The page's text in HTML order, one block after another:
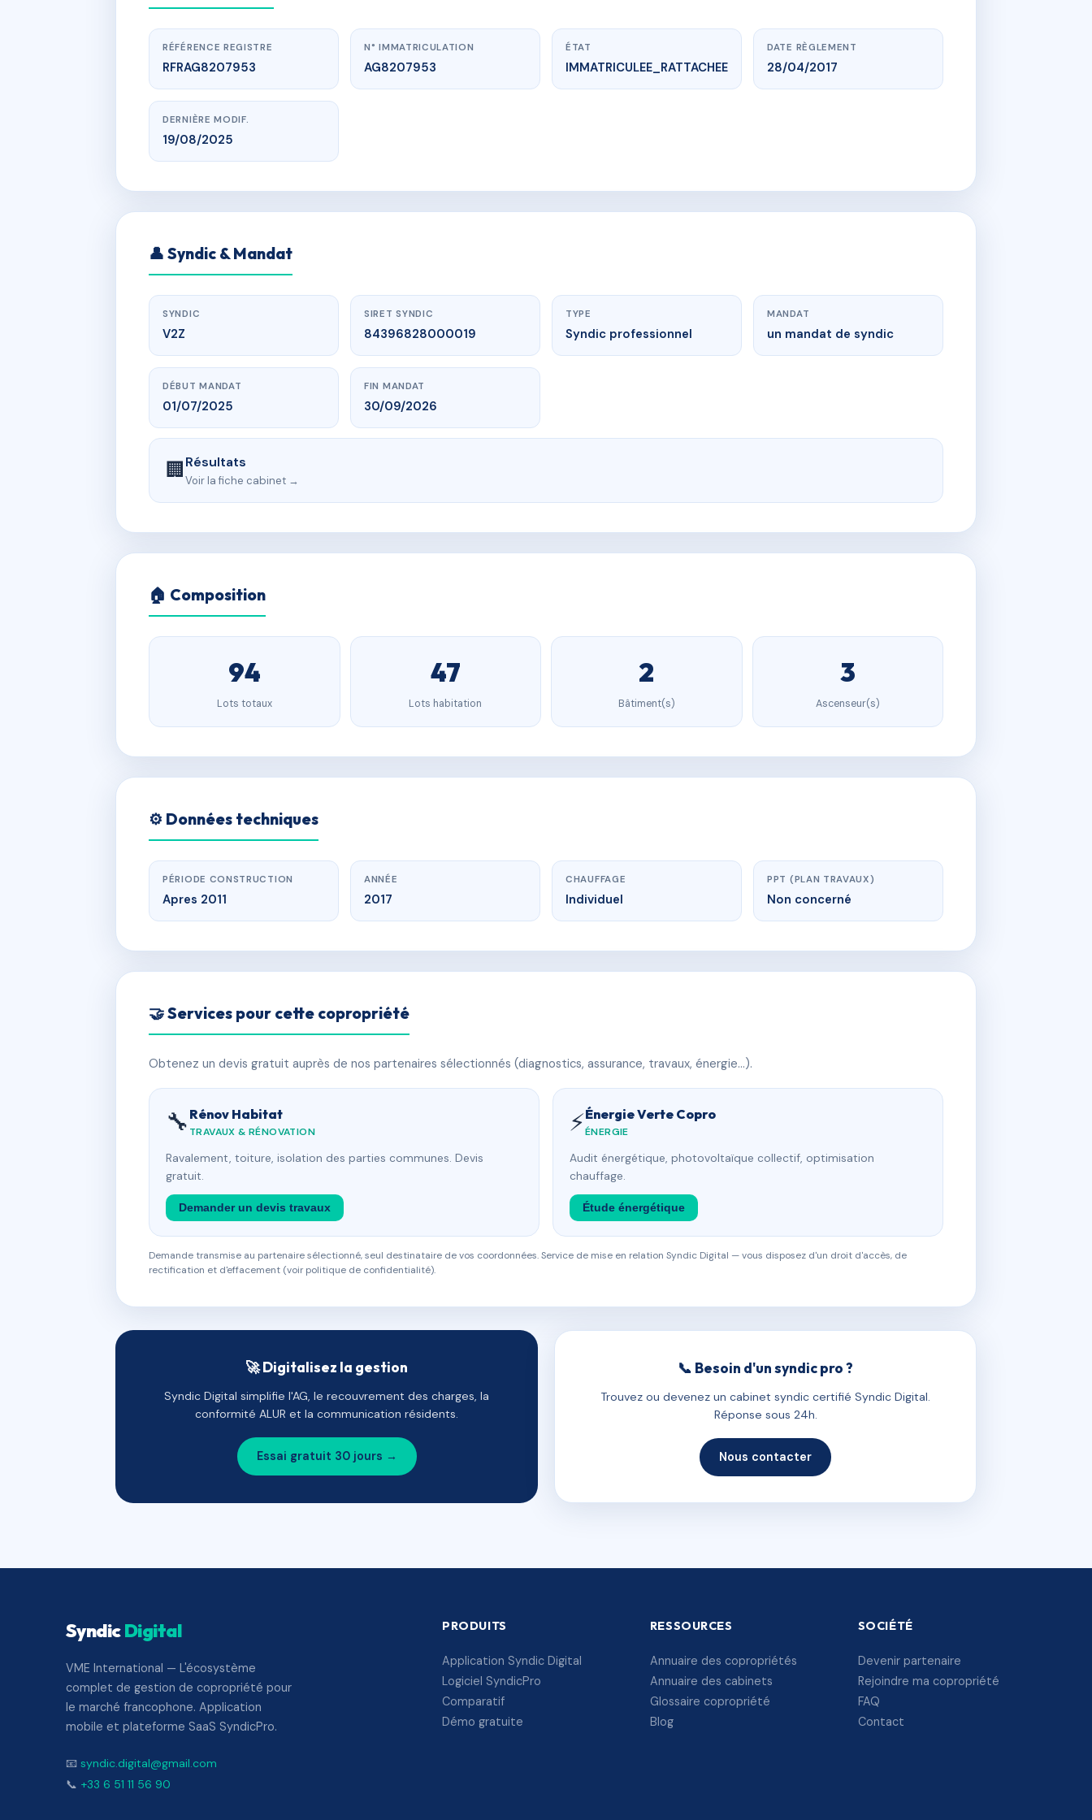
www.vme.plus/AG8207953
r des hauts du crey, 73350 Champagny-en-Vanoise
RÉFÉRENCE REGISTRE
RFRAG8207953
N° IMMATRICULATION
AG8207953
ÉTAT
IMMATRICULEE_RATTACHEE
DATE RÈGLEMENT
28/04/2017
DERNIÈRE MODIF.
19/08/2025
👤 Syndic & Mandat
SYNDIC
V2Z
SIRET SYNDIC
84396828000019
TYPE
Syndic professionnel
MANDAT
un mandat de syndic
DÉBUT MANDAT
01/07/2025
FIN MANDAT
30/09/2026
🏢Résultats
Voir la fiche cabinet →
🏠 Composition
94
Lots totaux
47
Lots habitation
2
Bâtiment(s)
3
Ascenseur(s)
⚙️ Données techniques
PÉRIODE CONSTRUCTION
Apres 2011
ANNÉE
2017
CHAUFFAGE
Individuel
PPT (PLAN TRAVAUX)
Non concerné
🤝 Services pour cette copropriété
Obtenez un devis gratuit auprès de nos partenaires sélectionnés (diagnostics, assurance, travaux, énergie…).
🔧 Rénov Habitat
TRAVAUX & RÉNOVATION
Ravalement, toiture, isolation des parties communes. Devis
gratuit.
Demander un devis travaux
⚡Énergie Verte Copro
ÉNERGIE
Audit énergétique, photovoltaïque collectif, optimisation
chauffage.
Étude énergétique
Demande transmise au partenaire sélectionné, seul destinataire de vos coordonnées. Service de mise en relation Syndic Digital — vous disposez d'un droit d'accès, de
rectification et d'effacement (voir politique de confidentialité).
🚀 Digitalisez la gestion
Syndic Digital simplifie l'AG, le recouvrement des charges, la
conformité ALUR et la communication résidents.
Essai gratuit 30 jours →
📞 Besoin d'un syndic pro ?
Trouvez ou devenez un cabinet syndic certifié Syndic Digital.
Réponse sous 24h.
Nous contacter
SyndicDigital
VME International — L'écosystème
complet de gestion de copropriété pour
le marché francophone. Application
mobile et plateforme SaaS SyndicPro.
📧 syndic.digital@gmail.com
📞 +33 6 51 11 56 90
PRODUITS
Application Syndic Digital
Logiciel SyndicPro
Comparatif
Démo gratuite
RESSOURCES
Annuaire des copropriétés
Annuaire des cabinets
Glossaire copropriété
Blog
SOCIÉTÉ
Devenir partenaire
Rejoindre ma copropriété
FAQ
Contact